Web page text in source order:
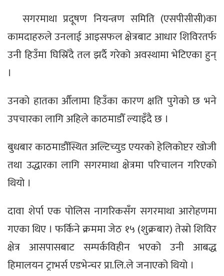
सगरमाथा प्रदूषण नियन्त्रण समिति (एसपीसीसी)का
कामदाहरुले उनलाई आइसफल क्षेत्रबाट आधार शिविरतर्फ
उनी हिउँमा घिस्रिँदै तल झर्दै गरेको अवस्थामा भेटिएका हुन्
।
उनको हातका औँलामा हिउँका कारण क्षति पुगेको छ भने
उपचारका लागि अहिले काठमाडौँ ल्याइँदै छ ।
बुधबार काठमाडौँस्थित अल्टिच्युड एयरको हेलिकोप्टर खोजी
तथा उद्धारका लागि सगरमाथा क्षेत्रमा परिचालन गरिएको
थियो ।
दावा शेर्पा एक पोलिस नागरिकसँग सगरमाथा आरोहणमा
गएका थिए । फर्किने क्रममा जेठ १५ (शुक्रबार) तेस्रो शिविर
क्षेत्र आसपासबाट सम्पर्कविहीन भएको उनी आबद्ध
हिमालयन ट्राभर्स एडभेन्चर प्रा.लि.ले जनाएको थियो ।